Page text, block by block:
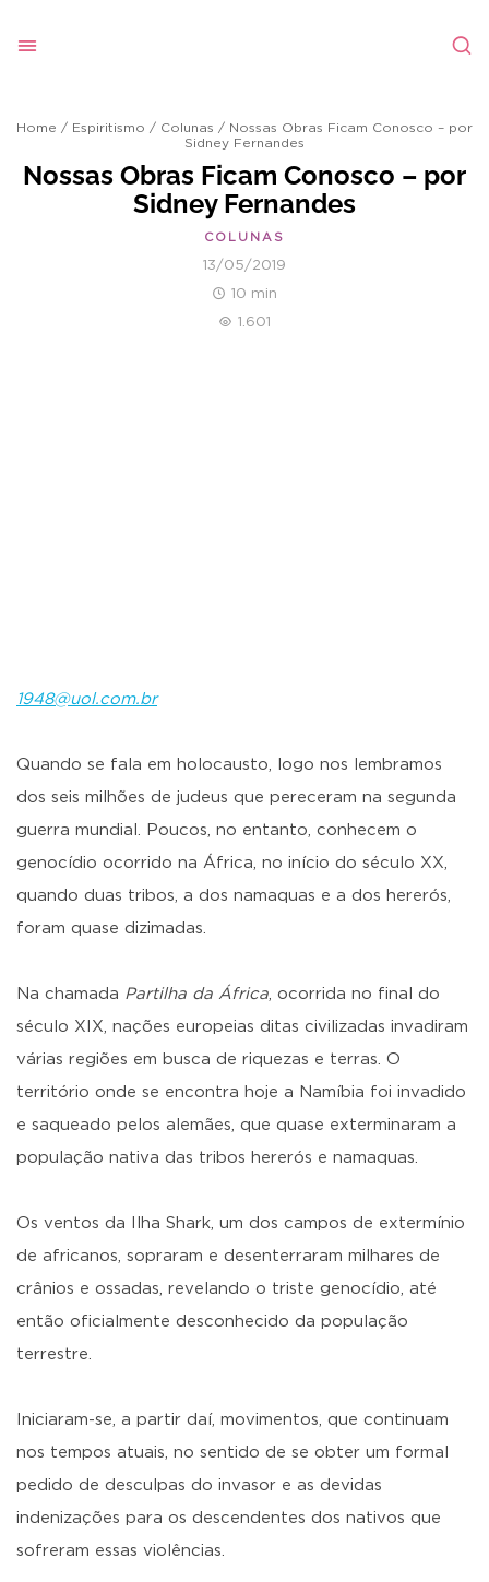
Home / Espiritismo / Colunas / Nossas Obras Ficam Conosco – por
Sidney Fernandes
Nossas Obras Ficam Conosco – por
Sidney Fernandes
COLUNAS
13/05/2019
10 min
1.601
1948@uol.com.br
Quando se fala em holocausto, logo nos lembramos
dos seis milhões de judeus que pereceram na segunda
guerra mundial. Poucos, no entanto, conhecem o
genocídio ocorrido na África, no início do século XX,
quando duas tribos, a dos namaquas e a dos hererós,
foram quase dizimadas.
Na chamada Partilha da África, ocorrida no final do
século XIX, nações europeias ditas civilizadas invadiram
várias regiões em busca de riquezas e terras. O
território onde se encontra hoje a Namíbia foi invadido
e saqueado pelos alemães, que quase exterminaram a
população nativa das tribos hererós e namaquas.
Os ventos da Ilha Shark, um dos campos de extermínio
de africanos, sopraram e desenterraram milhares de
crânios e ossadas, revelando o triste genocídio, até
então oficialmente desconhecido da população
terrestre.
Iniciaram-se, a partir daí, movimentos, que continuam
nos tempos atuais, no sentido de se obter um formal
pedido de desculpas do invasor e as devidas
indenizações para os descendentes dos nativos que
sofreram essas violências.